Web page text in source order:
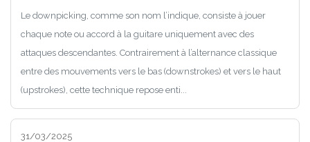
Le downpicking, comme son nom l’indique, consiste à jouer
chaque note ou accord à la guitare uniquement avec des
attaques descendantes. Contrairement à l’alternance classique
entre des mouvements vers le bas (downstrokes) et vers le haut
(upstrokes), cette technique repose enti...
31/03/2025